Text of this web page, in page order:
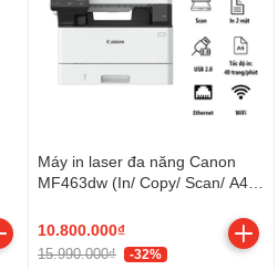
Máy in laser đa năng Canon
MF463dw (In/ Copy/ Scan/ A4/
10.800.000₫
15.990.000₫ -32%